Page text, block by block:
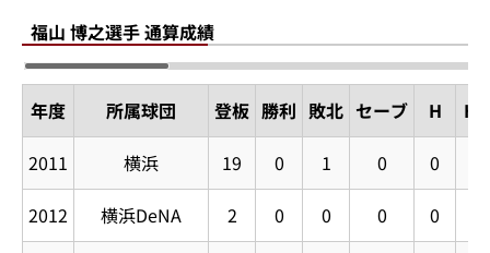
福山 博之選手 通算成績
年度 所属球団 登板 勝利 敗北 セーブ H
HP
2011
横浜 19 0 1 0 0
2012
横浜DeNA 2 0 0 0 0